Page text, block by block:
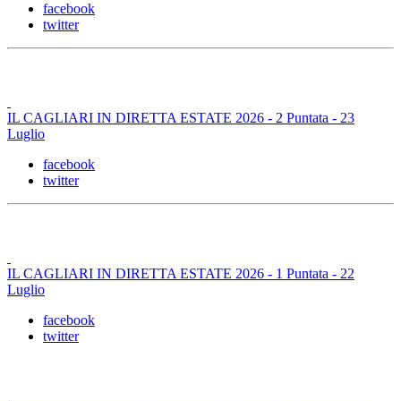
facebook
twitter
IL CAGLIARI IN DIRETTA ESTATE 2026 - 2 Puntata - 23
Luglio
facebook
twitter
IL CAGLIARI IN DIRETTA ESTATE 2026 - 1 Puntata - 22
Luglio
facebook
twitter